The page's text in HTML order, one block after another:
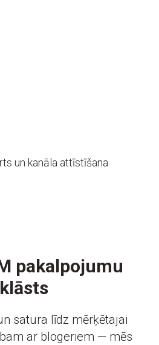
un kanāla attīstīšana
pakalpojumu
klāsts
satura līdz mērķētajai
ar blogeriem — mēs